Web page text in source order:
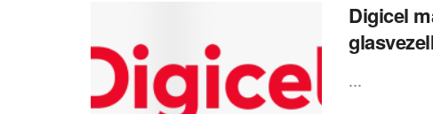
Digicel
...